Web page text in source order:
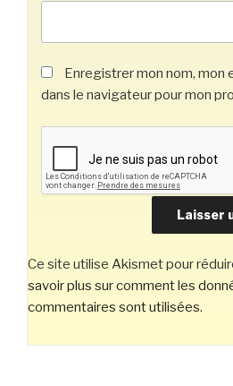
Enregistrer mon nom, mon
dans le navigateur pour mon
Ce site utilise Akismet pour
savoir plus sur comment les
commentaires sont utilisées.